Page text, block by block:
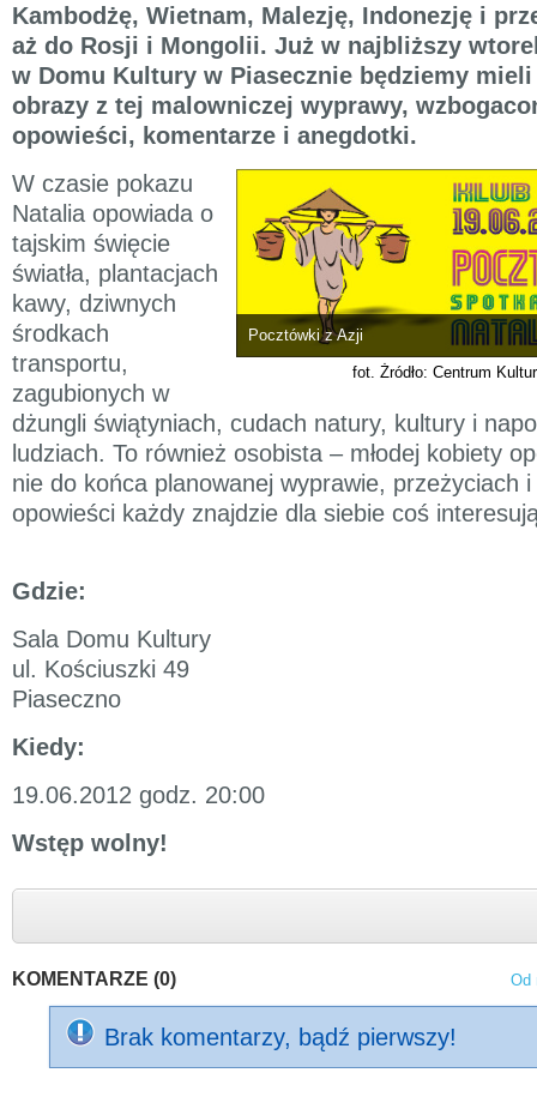
Kambodżę, Wietnam, Malezję, Indonezję i
aż do Rosji i Mongolii. Już w najbliższy
w Domu Kultury w Piasecznie będziemy
obrazy z tej malowniczej wyprawy,
opowieści, komentarze i anegdotki.
Pocztówki z Azji
fot. Żródło: Centrum
W czasie pokazu
Natalia opowiada o
tajskim święcie
światła, plantacjach
kawy, dziwnych
środkach
transportu,
zagubionych w
dżungli świątyniach, cudach natury, kultury i
ludziach. To również osobista – młodej kobiety
nie do końca planowanej wyprawie, przeżyciach
opowieści każdy znajdzie dla siebie coś
Gdzie:
Sala Domu Kultury
ul. Kościuszki 49
Piaseczno
Kiedy:
19.06.2012 godz. 20:00
Wstęp wolny!
KOMENTARZE (0) Od
Brak komentarzy, bądź pierwszy!